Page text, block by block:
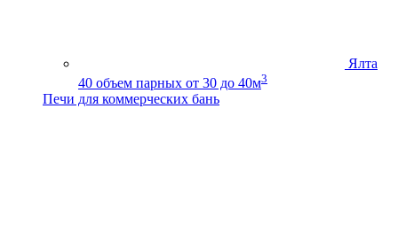
Ялта
40 объем парных от 30 до 40м3
Печи для коммерческих бань